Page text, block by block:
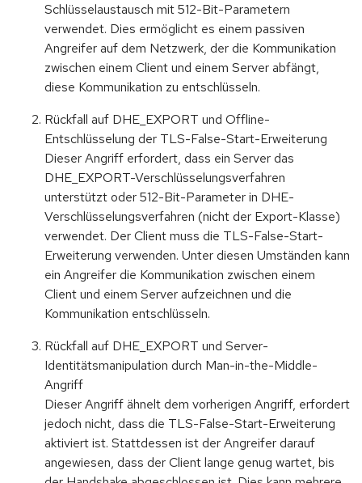
Schlüsselaustausch mit 512-Bit-Parametern
verwendet. Dies ermöglicht es einem passiven
Angreifer auf dem Netzwerk, der die Kommunikation
zwischen einem Client und einem Server abfängt,
diese Kommunikation zu entschlüsseln.
Rückfall auf DHE_EXPORT und Offline-
Entschlüsselung der TLS-False-Start-Erweiterung
Dieser Angriff erfordert, dass ein Server das
DHE_EXPORT-Verschlüsselungsverfahren
unterstützt oder 512-Bit-Parameter in DHE-
Verschlüsselungsverfahren (nicht der Export-Klasse)
verwendet. Der Client muss die TLS-False-Start-
Erweiterung verwenden. Unter diesen Umständen kann
ein Angreifer die Kommunikation zwischen einem
Client und einem Server aufzeichnen und die
Kommunikation entschlüsseln.
Rückfall auf DHE_EXPORT und Server-
Identitätsmanipulation durch Man-in-the-Middle-
Angriff
Dieser Angriff ähnelt dem vorherigen Angriff, erfordert
jedoch nicht, dass die TLS-False-Start-Erweiterung
aktiviert ist. Stattdessen ist der Angreifer darauf
angewiesen, dass der Client lange genug wartet, bis